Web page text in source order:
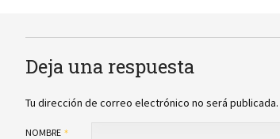
Deja una respuesta
Tu dirección de correo electrónico no será publicada.
NOMBRE